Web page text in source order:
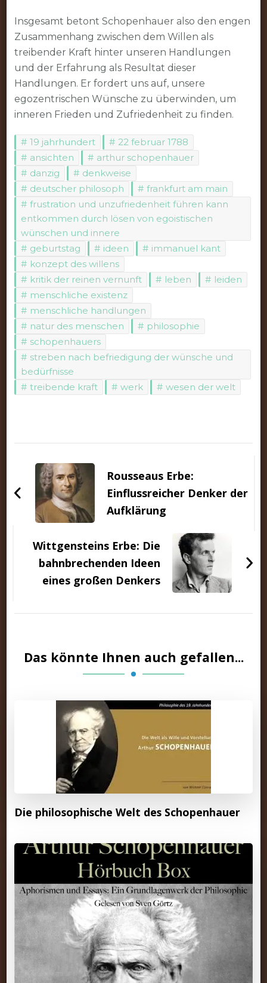
Insgesamt betont Schopenhauer also den engen
Zusammenhang zwischen dem Willen als
treibender Kraft hinter unseren Handlungen
und der Erfahrung als Resultat dieser
Handlungen. Er fordert uns auf, unsere
egozentrischen Wünsche zu überwinden, um
inneren Frieden und Zufriedenheit zu finden.
19 jahrhundert
22 februar 1788
ansichten
arthur schopenhauer
danzig
denkweise
deutscher philosoph
frankfurt am main
frustration und unzufriedenheit führen kann
entkommen durch lösen von egoistischen
wünschen und innere
geburtstag
ideen
immanuel kant
konzept des willens
kritik der reinen vernunft
leben
leiden
menschliche existenz
menschliche handlungen
natur des menschen
philosophie
schopenhauers
streben nach befriedigung der wünsche und
bedürfnisse
treibende kraft
werk wesen der welt
Rousseaus Erbe:
Einflussreicher Denker der
Aufklärung
Wittgensteins Erbe: Die
bahnbrechenden Ideen
eines großen Denkers
Das könnte Ihnen auch gefallen...
Die philosophische Welt des Schopenhauer